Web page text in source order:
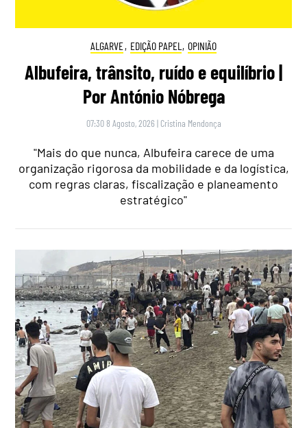
ALGARVE, EDIÇÃO PAPEL , OPINIÃO
Albufeira, trânsito, ruído e equilíbrio |
Por António Nóbrega
07:30 8 Agosto, 2026 | Cristina Mendonça
"Mais do que nunca, Albufeira carece de uma
organização rigorosa da mobilidade e da logística,
com regras claras, fiscalização e planeamento
estratégico"